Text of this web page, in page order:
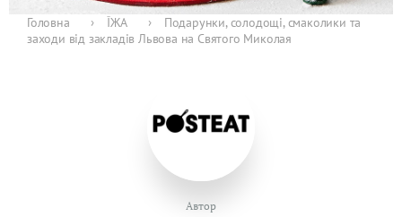
Головна › ЇЖА ›
Подарунки, солодощі, смаколики та
заходи від закладів Львова на Святого Миколая
Автор